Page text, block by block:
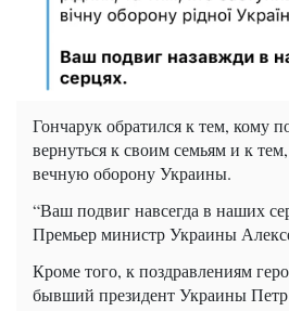
Гончарук обратился к тем, кому
вернуться к своим семьям и к
вечную оборону Украины.
“Ваш подвиг навсегда в наших
Премьер министр Украины
Кроме того, к поздравлениям
бывший президент Украины